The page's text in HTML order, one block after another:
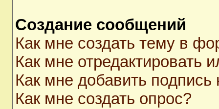
Создание сообщений
Как мне создать тему в
Как мне отредактировать
Как мне добавить
Как мне создать опрос?